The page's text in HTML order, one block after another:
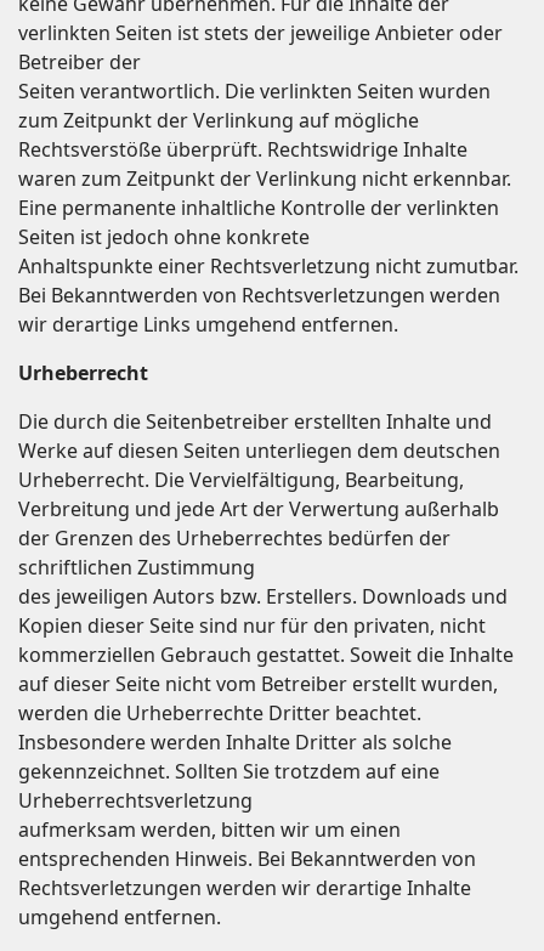
verlinkten Seiten ist stets der jeweilige Anbieter oder
Betreiber der
Seiten verantwortlich. Die verlinkten Seiten wurden
zum Zeitpunkt der Verlinkung auf mögliche
Rechtsverstöße überprüft. Rechtswidrige Inhalte
waren zum Zeitpunkt der Verlinkung nicht erkennbar.
Eine permanente inhaltliche Kontrolle der verlinkten
Seiten ist jedoch ohne konkrete
Anhaltspunkte einer Rechtsverletzung nicht zumutbar.
Bei Bekanntwerden von Rechtsverletzungen werden
wir derartige Links umgehend entfernen.
Urheberrecht
Die durch die Seitenbetreiber erstellten Inhalte und
Werke auf diesen Seiten unterliegen dem deutschen
Urheberrecht. Die Vervielfältigung, Bearbeitung,
Verbreitung und jede Art der Verwertung außerhalb
der Grenzen des Urheberrechtes bedürfen der
schriftlichen Zustimmung
des jeweiligen Autors bzw. Erstellers. Downloads und
Kopien dieser Seite sind nur für den privaten, nicht
kommerziellen Gebrauch gestattet. Soweit die Inhalte
auf dieser Seite nicht vom Betreiber erstellt wurden,
werden die Urheberrechte Dritter beachtet.
Insbesondere werden Inhalte Dritter als solche
gekennzeichnet. Sollten Sie trotzdem auf eine
Urheberrechtsverletzung
aufmerksam werden, bitten wir um einen
entsprechenden Hinweis. Bei Bekanntwerden von
Rechtsverletzungen werden wir derartige Inhalte
umgehend entfernen.